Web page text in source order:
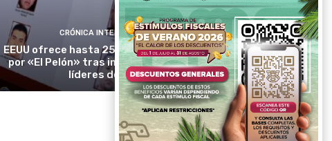
CRÓNICA INTERNACIONAL
EEUU ofrece hasta 25 millones de dólares
por «El Pelón» tras imputar a presuntos
líderes del CJNG